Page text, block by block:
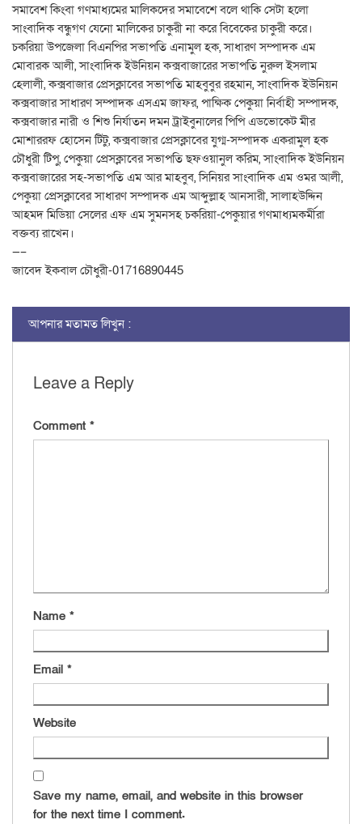
সমাবেশ কিংবা গণমাধ্যমের মালিকদের সমাবেশে বলে থাকি সেটা হলো
সাংবাদিক বন্ধুগণ যেনো মালিকের চাকুরী না করে বিবেকের চাকুরী করে।
চকরিয়া উপজেলা বিএনপির সভাপতি এনামুল হক, সাধারণ সম্পাদক এম
মোবারক আলী, সাংবাদিক ইউনিয়ন কক্সবাজারের সভাপতি নুরুল ইসলাম
হেলালী, কক্সবাজার প্রেসক্লাবের সভাপতি মাহবুবুর রহমান, সাংবাদিক ইউনিয়ন
কক্সবাজার সাধারণ সম্পাদক এসএম জাফর, পাক্ষিক পেকুয়া নির্বাহী সম্পাদক,
কক্সবাজার নারী ও শিশু নির্যাতন দমন ট্রাইবুনালের পিপি এডভোকেট মীর
মোশাররফ হোসেন টিটু, কক্সবাজার প্রেসক্লাবের যুগ্ম-সম্পাদক একরামুল হক
চৌধুরী টিপু, পেকুয়া প্রেসক্লাবের সভাপতি ছফওয়ানুল করিম, সাংবাদিক ইউনিয়ন
কক্সবাজারের সহ-সভাপতি এম আর মাহবুব, সিনিয়র সাংবাদিক এম ওমর আলী,
পেকুয়া প্রেসক্লাবের সাধারণ সম্পাদক এম আব্দুল্লাহ আনসারী, সালাহউদ্দিন
আহমদ মিডিয়া সেলের এফ এম সুমনসহ চকরিয়া-পেকুয়ার গণমাধ্যমকর্মীরা
বক্তব্য রাখেন।
—–
জাবেদ ইকবাল চৌধুরী-01716890445
আপনার মতামত লিখুন :
Leave a Reply
Comment *
Name *
Email *
Website
Save my name, email, and website in this browser
for the next time I comment.